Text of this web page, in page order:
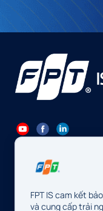
Contact@fpt.com
Trụ sở: Số 10 phố
FPT IS cam kết
và cung cấp trải